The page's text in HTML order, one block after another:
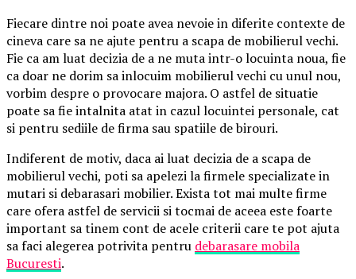
Fiecare dintre noi poate avea nevoie in diferite contexte de
cineva care sa ne ajute pentru a scapa de mobilierul vechi.
Fie ca am luat decizia de a ne muta intr-o locuinta noua, fie
ca doar ne dorim sa inlocuim mobilierul vechi cu unul nou,
vorbim despre o provocare majora. O astfel de situatie
poate sa fie intalnita atat in cazul locuintei personale, cat
si pentru sediile de firma sau spatiile de birouri.
Indiferent de motiv, daca ai luat decizia de a scapa de
mobilierul vechi, poti sa apelezi la firmele specializate in
mutari si debarasari mobilier. Exista tot mai multe firme
care ofera astfel de servicii si tocmai de aceea este foarte
important sa tinem cont de acele criterii care te pot ajuta
sa faci alegerea potrivita pentru debarasare mobila
Bucuresti.